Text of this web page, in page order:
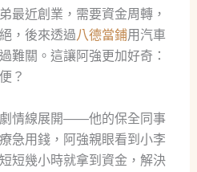
最近創業，需要資金周轉，
，後來透過八德當鋪用汽車
難關。這讓阿強更加好奇：
？
情線展開——他的保全同事
急用錢，阿強親眼看到小李
短幾小時就拿到資金，解決